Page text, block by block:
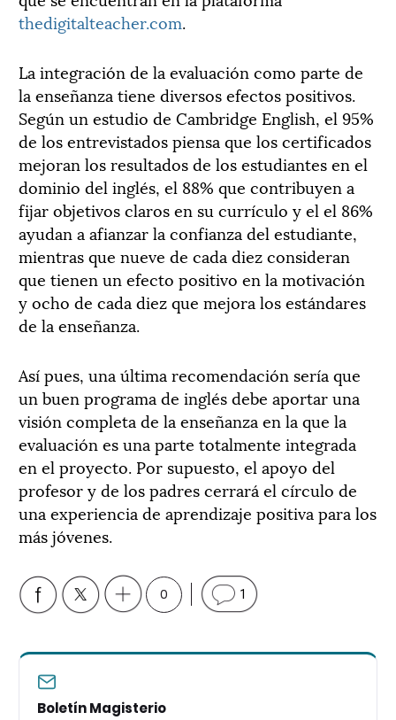
thedigitalteacher.com.
La integración de la evaluación como parte de
la enseñanza tiene diversos efectos positivos.
Según un estudio de Cambridge English, el 95%
de los entrevistados piensa que los certificados
mejoran los resultados de los estudiantes en el
dominio del inglés, el 88% que contribuyen a
fijar objetivos claros en su currículo y el el 86%
ayudan a afianzar la confianza del estudiante,
mientras que nueve de cada diez consideran
que tienen un efecto positivo en la motivación
y ocho de cada diez que mejora los estándares
de la enseñanza.
Así pues, una última recomendación sería que
un buen programa de inglés debe aportar una
visión completa de la enseñanza en la que la
evaluación es una parte totalmente integrada
en el proyecto. Por supuesto, el apoyo del
profesor y de los padres cerrará el círculo de
una experiencia de aprendizaje positiva para los
más jóvenes.
0 1
Boletín Magisterio